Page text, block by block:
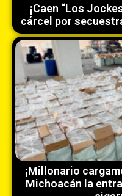
¡Caen “Los
cárcel por
¡Millonario
Michoacán la